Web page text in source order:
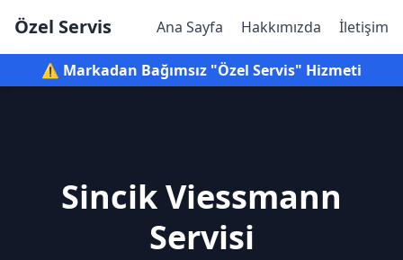
Özel Servis Ana Sayfa Hakkımızda İletişim
⚠️ Markadan Bağımsız "Özel Servis" Hizmeti
Sincik Viessmann
Servisi